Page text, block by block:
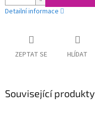
Detailní informace
ZEPTAT SE HLÍDAT
Související produkty